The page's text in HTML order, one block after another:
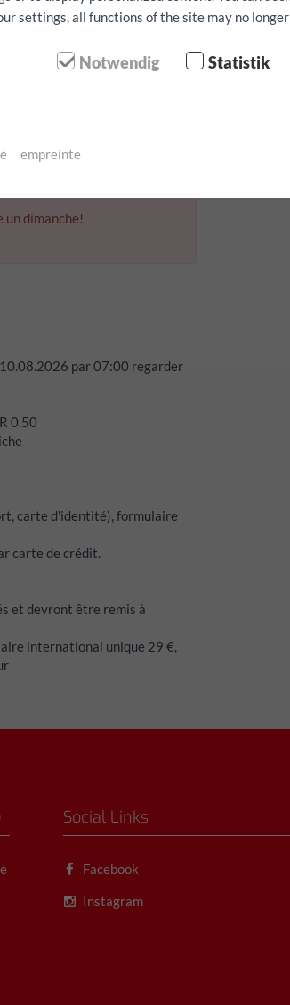
/ kilométre
de prise en charge:
un dimanche!
10.08.2026 par07:00 regarder
0.50
carte d'identité), formulaire
carte de crédit.
et devront être remis à
international unique 29 €,
Social Links
Facebook
Instagram
settings, all functions of the site may no
Notwendig Statistik
empreinte